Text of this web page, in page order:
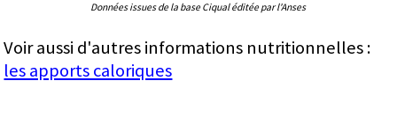
Données issues de la base Ciqual éditée par l'Anses
Voir aussi d'autres informations nutritionnelles :
les apports caloriques